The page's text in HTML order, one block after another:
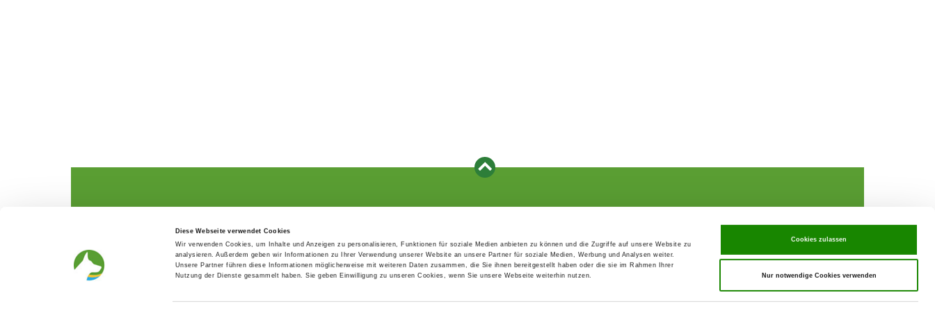
Diese Webseite verwendet Cookies
Wir verwenden Cookies, um Inhalte und Anzeigen zu personalisieren, Funktionen für soziale Medien anbieten zu können und die Zugriffe auf unsere Website zu
analysieren. Außerdem geben wir Informationen zu Ihrer Verwendung unserer Website an unsere Partner für soziale Medien, Werbung und Analysen weiter.
Unsere Partner führen diese Informationen möglicherweise mit weiteren Daten zusammen, die Sie ihnen bereitgestellt haben oder die sie im Rahmen Ihrer
Nutzung der Dienste gesammelt haben. Sie geben Einwilligung zu unseren Cookies, wenn Sie unsere Webseite weiterhin nutzen.
Cookies zulassen
Nur notwendige Cookies verwenden
Everything about the breed
Breeding and upbringing
Helper and saviour
Structur
SV magazine
Local groups
Youth
Supra-regional events VDH/FCI
Events calender
Paymentsystem
Forms, information brochures,
directories